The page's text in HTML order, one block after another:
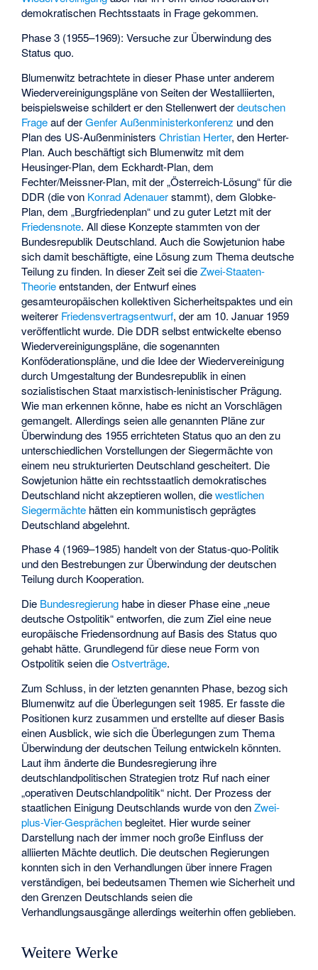
demokratischen Rechtsstaats in Frage gekommen.
Phase 3 (1955–1969): Versuche zur Überwindung des
Status quo.
Blumenwitz betrachtete in dieser Phase unter anderem
Wiedervereinigungspläne von Seiten der Westalliierten,
beispielsweise schildert er den Stellenwert derdeutschen
Frageauf derGenfer Außenministerkonferenz und den
Plan des US-AußenministersChristian Herter, den Herter-
Plan. Auch beschäftigt sich Blumenwitz mit dem
Heusinger-Plan, dem Eckhardt-Plan, dem
Fechter/Meissner-Plan, mit der „Österreich-Lösung“ für die
DDR (die von Konrad Adenauerstammt), dem Globke-
Plan, dem „Burgfriedenplan“ und zu guter Letzt mit der
Friedensnote. All diese Konzepte stammten von der
Bundesrepublik Deutschland. Auch die Sowjetunion habe
sich damit beschäftigte, eine Lösung zum Thema deutsche
Teilung zu finden. In dieser Zeit sei dieZwei-Staaten-
Theorieentstanden, der Entwurf eines
gesamteuropäischen kollektiven Sicherheitspaktes und ein
weiterer Friedensvertragsentwurf, der am 10. Januar 1959
veröffentlicht wurde. Die DDR selbst entwickelte ebenso
Wiedervereinigungspläne, die sogenannten
Konföderationspläne, und die Idee der Wiedervereinigung
durch Umgestaltung der Bundesrepublik in einen
sozialistischen Staat marxistisch-leninistischer Prägung.
Wie man erkennen könne, habe es nicht an Vorschlägen
gemangelt. Allerdings seien alle genannten Pläne zur
Überwindung des 1955 errichteten Status quo an den zu
unterschiedlichen Vorstellungen der Siegermächte von
einem neu strukturierten Deutschland gescheitert. Die
Sowjetunion hätte ein rechtsstaatlich demokratisches
Deutschland nicht akzeptieren wollen, diewestlichen
Siegermächte hätten ein kommunistisch geprägtes
Deutschland abgelehnt.
Phase 4 (1969–1985) handelt von der Status-quo-Politik
und den Bestrebungen zur Überwindung der deutschen
Teilung durch Kooperation.
Die Bundesregierung habe in dieser Phase eine „neue
deutsche Ostpolitik“ entworfen, die zum Ziel eine neue
europäische Friedensordnung auf Basis des Status quo
gehabt hätte. Grundlegend für diese neue Form von
Ostpolitik seien dieOstverträge.
Zum Schluss, in der letzten genannten Phase, bezog sich
Blumenwitz auf die Überlegungen seit 1985. Er fasste die
Positionen kurz zusammen und erstellte auf dieser Basis
einen Ausblick, wie sich die Überlegungen zum Thema
Überwindung der deutschen Teilung entwickeln könnten.
Laut ihm änderte die Bundesregierung ihre
deutschlandpolitischen Strategien trotz Ruf nach einer
„operativen Deutschlandpolitik“ nicht. Der Prozess der
staatlichen Einigung Deutschlands wurde von denZwei-
plus-Vier-Gesprächenbegleitet. Hier wurde seiner
Darstellung nach der immer noch große Einfluss der
alliierten Mächte deutlich. Die deutschen Regierungen
konnten sich in den Verhandlungen über innere Fragen
verständigen, bei bedeutsamen Themen wie Sicherheit und
den Grenzen Deutschlands seien die
Verhandlungsausgänge allerdings weiterhin offen geblieben.
Weitere Werke